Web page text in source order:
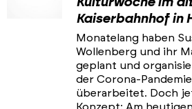
Kaiserbahnhof in
Monatelang haben
Wollenberg und ihr
geplant und
der Corona-
überarbeitet. Doch